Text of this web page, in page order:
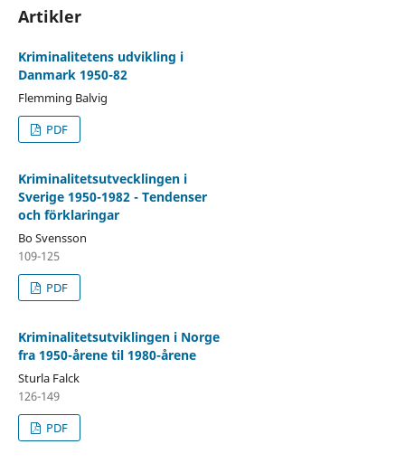
Artikler
Kriminalitetens udvikling i
Danmark 1950-82
Flemming Balvig
PDF
Kriminalitetsutvecklingen i
Sverige 1950-1982 - Tendenser
och förklaringar
Bo Svensson
109-125
PDF
Kriminalitetsutviklingen i Norge
fra 1950-årene til 1980-årene
Sturla Falck
126-149
PDF